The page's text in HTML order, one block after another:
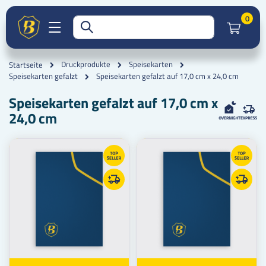
0
Startseite Druckprodukte
Speisekarten
Speisekarten gefalzt
Speisekarten gefalzt auf 17,0 cm x 24,0 cm
Speisekarten gefalzt auf 17,0 cm x
24,0 cm